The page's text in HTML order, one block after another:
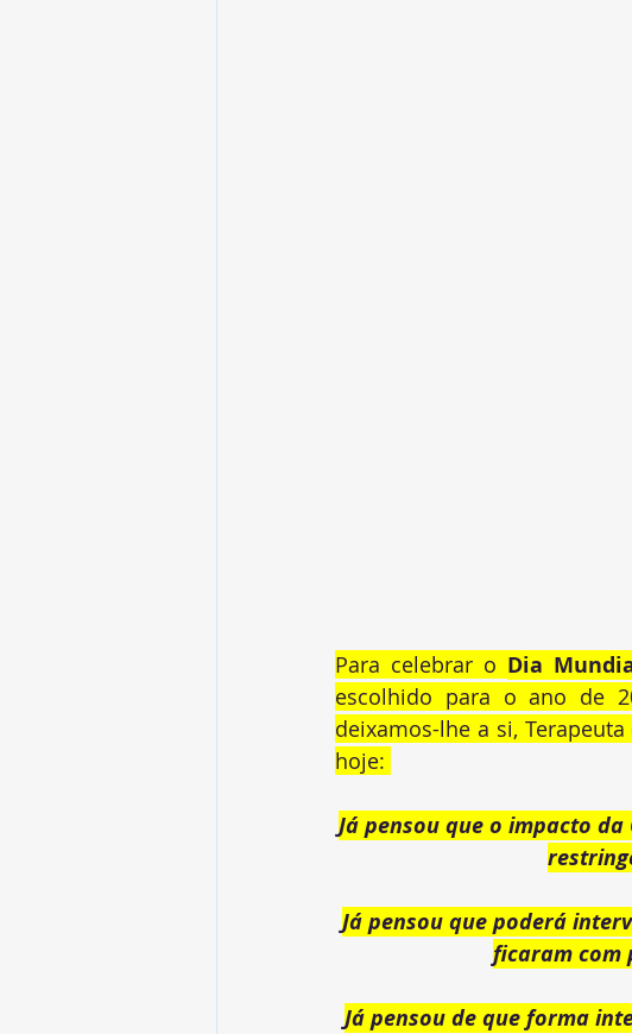
Para celebrar o Dia
escolhido para o ano de
deixamos-lhe a si,
hoje:
Já pensou que o impacto da
Já pensou que poderá
ficaram com
Já pensou de que forma